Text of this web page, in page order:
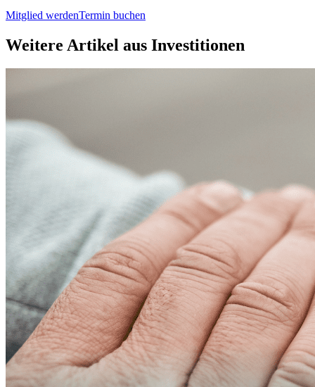
Mitglied werdenTermin buchen
Weitere Artikel aus Investitionen